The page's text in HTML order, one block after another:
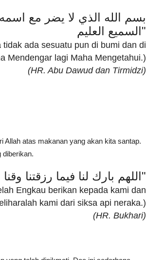
السميع العليم"
ada sesuatu pun di bumi dan di
Mendengar lagi Maha Mengetahui.)
(HR. Abu Dawud dan Tirmidzi)
Allah atas makanan yang akan kita santap.
diberikan.
"اللهم بارك لنا فيما رزقتنا وقنا عذاب النار"
Engkau berikan kepada kami dan
kami dari siksa api neraka.)
(HR. Bukhari)